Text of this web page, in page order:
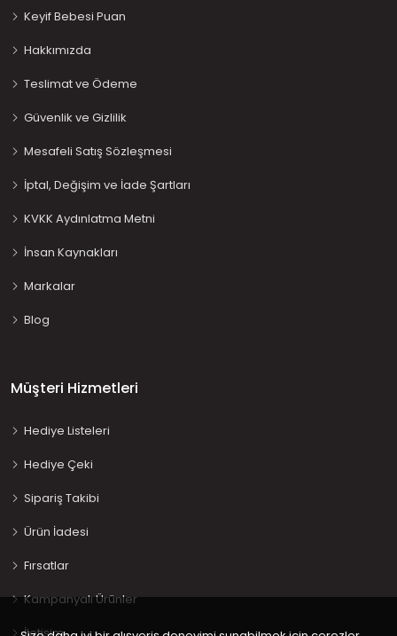
Keyif Bebesi Puan
Hakkımızda
Teslimat ve Ödeme
Güvenlik ve Gizlilik
Mesafeli Satış Sözleşmesi
İptal, Değişim ve İade Şartları
KVKK Aydınlatma Metni
İnsan Kaynakları
Markalar
Blog
Müşteri Hizmetleri
Hediye Listeleri
Hediye Çeki
Sipariş Takibi
Ürün İadesi
Fırsatlar
Kampanyalı Ürünler